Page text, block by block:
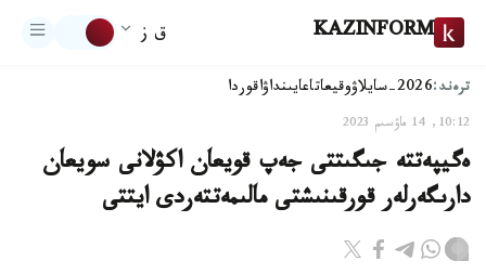
KAZINFORM ق ز
ترەند:2026-سايلاۋ وقيعاتاعايىنداۋاقوردا
10:12, 14 ماۋسىم 2023
ەگيپەتتە جىگىتتى جەپ قويعان اكۋلانى سويعان
دارىگەرلەر قورقىنىشتى مالىمەتتەردى ايتتى